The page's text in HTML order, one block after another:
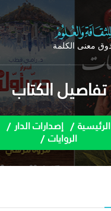
تفاصيل الكتاب
الرئيسية إصدارات الدار
الروايات